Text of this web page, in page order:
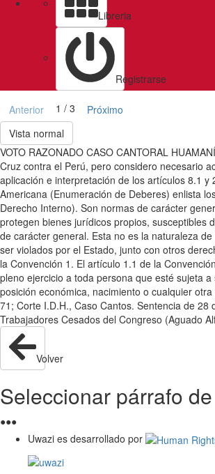
Libreria
Registrarse
Anterior 1 / 3
Próximo
Vista normal
VOTO RAZONADO CASO CANTORAL
Cruz contra el Perú, pero considero necesario
aplicación e interpretación de los artículos 8.1
Americana (Enumeración de Deberes) enlista
Derecho Interno). Son normas de carácter
protegen bienes jurídicos propios, susceptibles
de carácter general. Esta no es la naturaleza
ser violados por el Estado, junto con otros
la Convención 1. El artículo 1.1 de la
pleno ejercicio a toda persona que esté sujeta
posición económica, nacimiento o cualquier
71; Corte I.D.H., Caso Cantos. Sentencia de
Trabajadores Cesados del Congreso (Aguado
Volver
Seleccionar párrafo
●●●
Uwazi es desarrollado por